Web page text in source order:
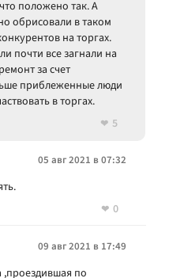
положено так. А
обрисовали в таком
на торгах.
почти все загнали на
за счет
приблеженные люди
в торгах.
5
05 авг 2021 в 07:32
0
09 авг 2021 в 17:49
,проездившая по